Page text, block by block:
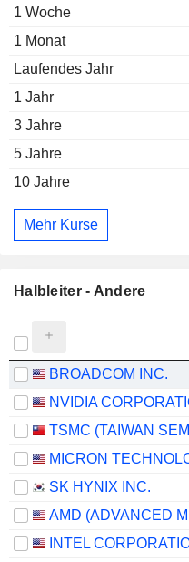
1 Woche
1 Monat
Laufendes Jahr
1 Jahr
3 Jahre
5 Jahre
10 Jahre
Mehr Kurse
Halbleiter - Andere
BROADCOM INC.
NVIDIA
SK HYNIX INC.
INTEL